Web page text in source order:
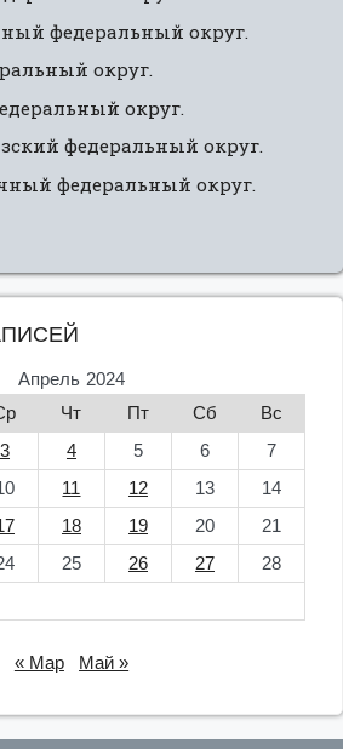
федеральный округ.
округ.
округ.
федеральный округ.
федеральный округ.
Апрель 2024
Чт Пт Сб
Вс
3 4 5 6
7
11 12 13
14
18 19 20
21
25 26 27
28
« Мар Май »